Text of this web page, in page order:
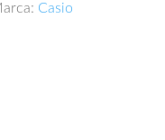
Casio